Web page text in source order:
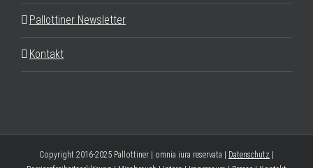
Pallottiner Newsletter
Kontakt
Copyright 2016-2025 Pallottiner | omnia iura reservata | Datenschutz |